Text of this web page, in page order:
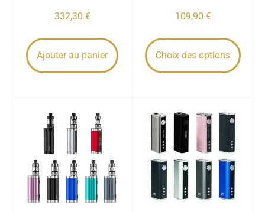
332,30 €
Ajouter au panier
109,90 €
Choix des options